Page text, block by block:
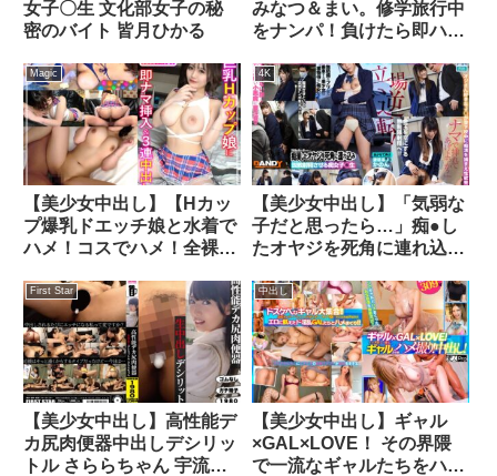
女子〇生 文化部女子の秘
密のバイト 皆月ひかる
みなつ＆まい。修学旅行中
をナンパ！負けたら即ハメ
て出しマジックミラー号
Magic
【美少女中出し】【Hカッ
プ爆乳ドエッチ娘と水着で
ハメ！コスでハメ！全裸で
大ボリュームハメ撮
り！！】【谷間もつよつ
よ！美尻も完備でバックの
風景も最高だぜ！】【何度
も求める強欲彼女、、食ら
いつくせぬ本気エチョナの
バキバキはめ撮り】 白橋
りほ
4K
【美少女中出し】「気弱な
子だと思ったら…」痴●し
たオヤジを死角に連れ込み
射精させる痴女子○生 清楚
系J○かのん
First Star
【美少女中出し】高性能デ
カ尻肉便器中出しデシリッ
トル さららちゃん 宇流木
中出し
【美少女中出し】ギャル
×GAL×LOVE！ その界隈
で一流なギャルたちをハメ